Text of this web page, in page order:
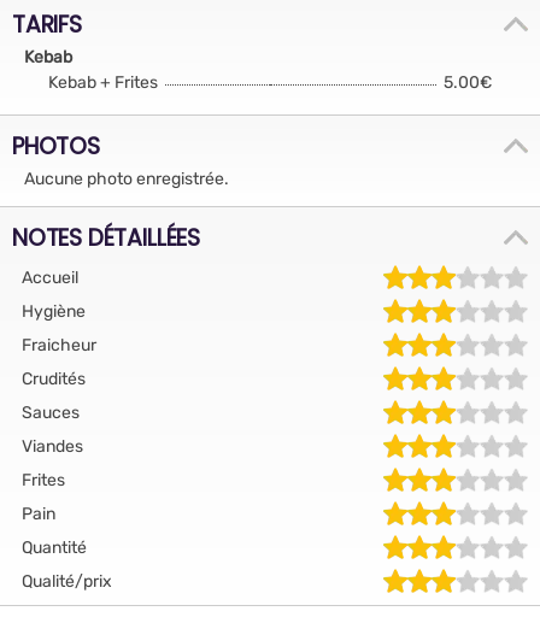
TARIFS
Kebab
Kebab + Frites
5.00€
PHOTOS
Aucune photo enregistrée.
NOTES DÉTAILLÉES
Accueil
Hygiène
Fraicheur
Crudités
Sauces
Viandes
Frites
Pain
Quantité
Qualité/prix